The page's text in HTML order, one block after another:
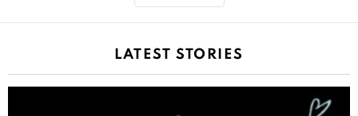
LATEST STORIES